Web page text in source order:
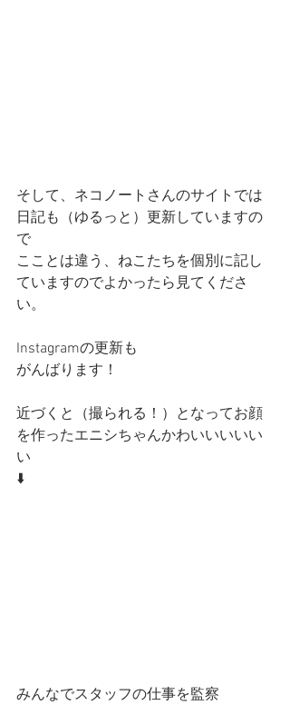
そして、ネコノートさんのサイトでは
日記も（ゆるっと）更新していますの
で
こことは違う、ねこたちを個別に記し
ていますのでよかったら見てくださ
い。
Instagramの更新も
がんばります！
近づくと（撮られる！）となってお顔
を作ったエニシちゃんかわいいいいい
い
⬇️
みんなでスタッフの仕事を監察